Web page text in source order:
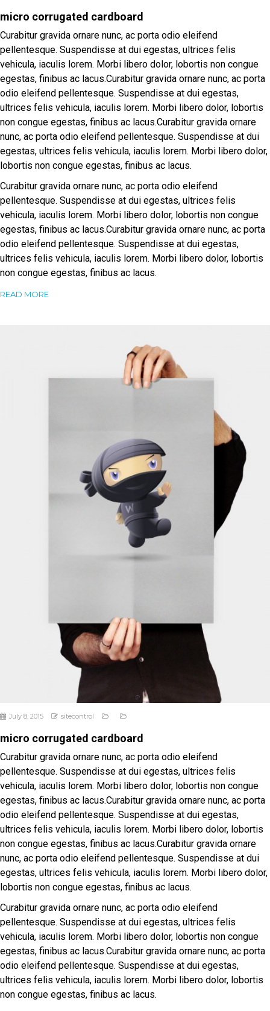
micro corrugated cardboard
Curabitur gravida ornare nunc, ac porta odio eleifend
pellentesque. Suspendisse at dui egestas, ultrices felis
vehicula, iaculis lorem. Morbi libero dolor, lobortis non congue
egestas, finibus ac lacus.Curabitur gravida ornare nunc, ac porta
odio eleifend pellentesque. Suspendisse at dui egestas,
ultrices felis vehicula, iaculis lorem. Morbi libero dolor, lobortis
non congue egestas, finibus ac lacus.Curabitur gravida ornare
nunc, ac porta odio eleifend pellentesque. Suspendisse at dui
egestas, ultrices felis vehicula, iaculis lorem. Morbi libero dolor,
lobortis non congue egestas, finibus ac lacus.
Curabitur gravida ornare nunc, ac porta odio eleifend
pellentesque. Suspendisse at dui egestas, ultrices felis
vehicula, iaculis lorem. Morbi libero dolor, lobortis non congue
egestas, finibus ac lacus.Curabitur gravida ornare nunc, ac porta
odio eleifend pellentesque. Suspendisse at dui egestas,
ultrices felis vehicula, iaculis lorem. Morbi libero dolor, lobortis
non congue egestas, finibus ac lacus.
READ MORE
July 8, 2015 sitecontrol
micro corrugated cardboard
Curabitur gravida ornare nunc, ac porta odio eleifend
pellentesque. Suspendisse at dui egestas, ultrices felis
vehicula, iaculis lorem. Morbi libero dolor, lobortis non congue
egestas, finibus ac lacus.Curabitur gravida ornare nunc, ac porta
odio eleifend pellentesque. Suspendisse at dui egestas,
ultrices felis vehicula, iaculis lorem. Morbi libero dolor, lobortis
non congue egestas, finibus ac lacus.Curabitur gravida ornare
nunc, ac porta odio eleifend pellentesque. Suspendisse at dui
egestas, ultrices felis vehicula, iaculis lorem. Morbi libero dolor,
lobortis non congue egestas, finibus ac lacus.
Curabitur gravida ornare nunc, ac porta odio eleifend
pellentesque. Suspendisse at dui egestas, ultrices felis
vehicula, iaculis lorem. Morbi libero dolor, lobortis non congue
egestas, finibus ac lacus.Curabitur gravida ornare nunc, ac porta
odio eleifend pellentesque. Suspendisse at dui egestas,
ultrices felis vehicula, iaculis lorem. Morbi libero dolor, lobortis
non congue egestas, finibus ac lacus.